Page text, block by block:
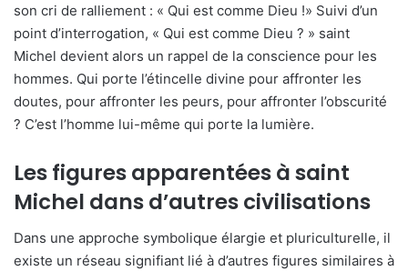
son cri de ralliement : « Qui est comme Dieu !» Suivi d’un
point d’interrogation, « Qui est comme Dieu ? » saint
Michel devient alors un rappel de la conscience pour les
hommes. Qui porte l’étincelle divine pour affronter les
doutes, pour affronter les peurs, pour affronter l’obscurité
? C’est l’homme lui-même qui porte la lumière.
Les figures apparentées à saint
Michel dans d’autres civilisations
Dans une approche symbolique élargie et pluriculturelle, il
existe un réseau signifiant lié à d’autres figures similaires à